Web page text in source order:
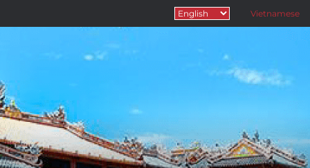
Vietnamese